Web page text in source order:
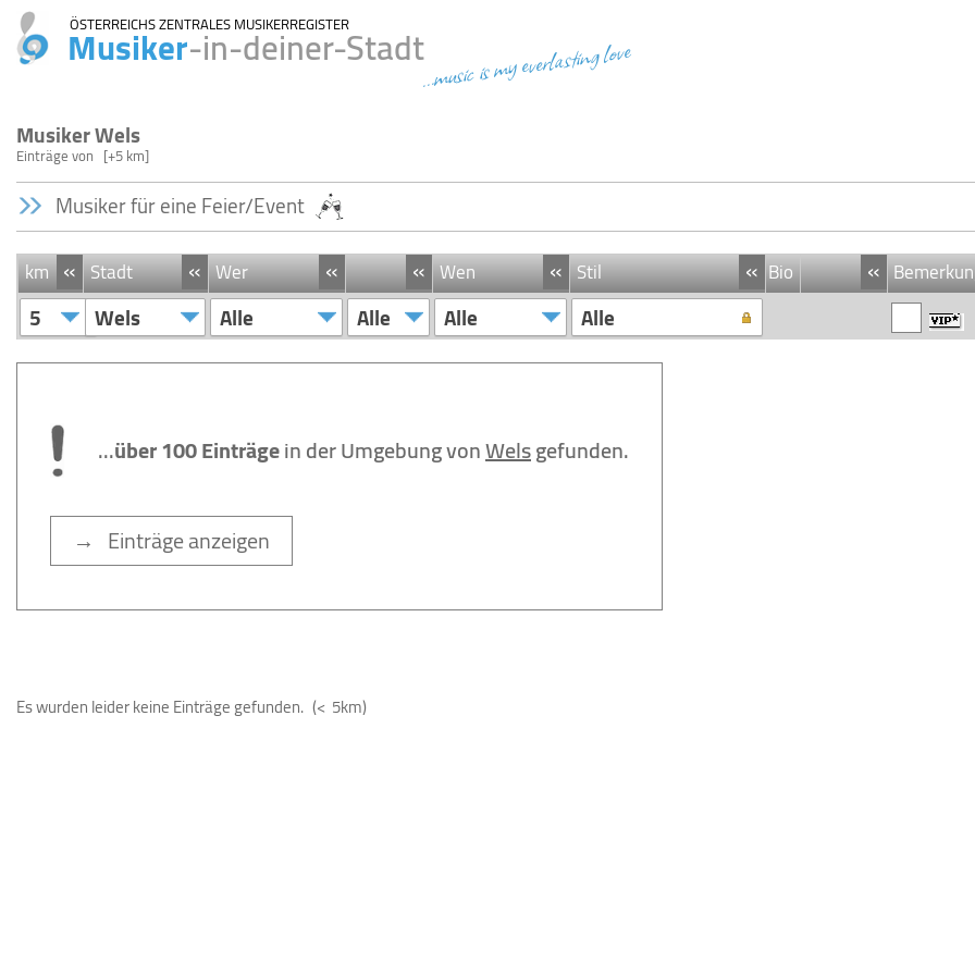
ÖSTERREICHS ZENTRALES MUSIKERREGISTER
Musiker-in-deiner-Stadt...music is my everlasting love
Musiker Wels
Einträgevon [+5 km]
Musiker für eine Feier/Event
km « Stadt « Wer « « Wen « Stil « Bio «
5 Wels Alle Alle Alle Alle
...über 100 Einträgein der Umgebung vonWelsgefunden.
→ Einträge anzeigen
Es wurden leider keine Einträge gefunden. (< 5km)